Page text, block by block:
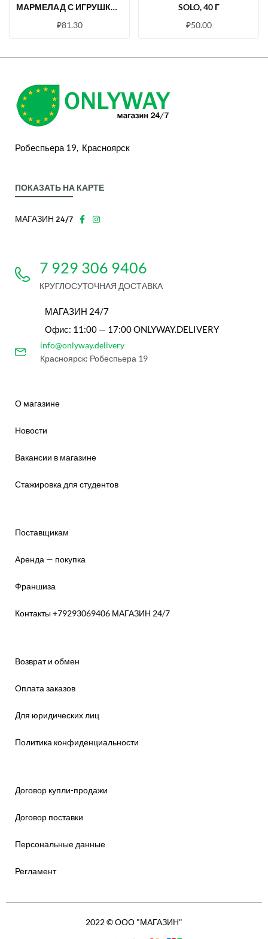
МАРМЕЛАД С ИГРУШКОЙ
₽81.30
SOLO, 40 Г
₽50.00
Робеспьера 19, Красноярск
ПОКАЗАТЬ НА КАРТЕ
МАГАЗИН 24/7
7 929 306 9406
КРУГЛОСУТОЧНАЯ ДОСТАВКА
МАГАЗИН 24/7
Офис: 11:00 — 17:00 ONLYWAY.DELIVERY
info@onlyway.delivery
Красноярск: Робеспьера 19
О магазине
Новости
Вакансии в магазине
Стажировка для студентов
Поставщикам
Аренда — покупка
Франшиза
Контакты +79293069406 МАГАЗИН 24/7
Возврат и обмен
Оплата заказов
Для юридических лиц
Политика конфиденциальности
Договор купли-продажи
Договор поставки
Персональные данные
Регламент
2022 © ООО "МАГАЗИН"